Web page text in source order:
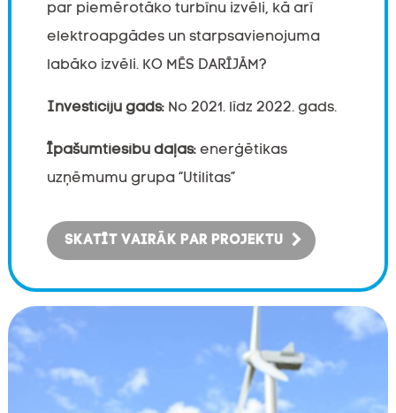
par piemērotāko turbīnu izvēli, kā arī
elektroapgādes un starpsavienojuma
labāko izvēli. KO MĒS DARĪJĀM?
Investīciju gads:No 2021. līdz 2022. gads.
Īpašumtiesību daļas:enerģētikas
uzņēmumu grupa “Utilitas”
SKATĪT VAIRĀK PAR PROJEKTU